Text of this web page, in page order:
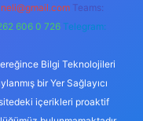
Teams:
606 0 726 Telegram:
Bilgi Teknolojileri
bir Yer Sağlayıcı
içerikleri proaktif